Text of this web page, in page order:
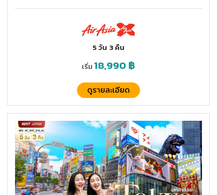
5 วัน 3 คืน
เริ่ม 18,990฿
ดูรายละเอียด